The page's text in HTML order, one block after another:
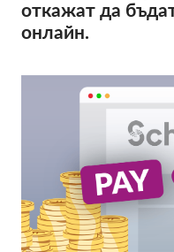
откажат да
онлайн.